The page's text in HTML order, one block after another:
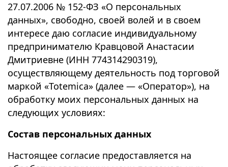
27.07.2006 № 152-ФЗ «О персональных
данных», свободно, своей волей и в своем
интересе даю согласие индивидуальному
предпринимателю Кравцовой Анастасии
Дмитриевне (ИНН 774314290319),
осуществляющему деятельность под торговой
маркой «Totemica» (далее — «Оператор»), на
обработку моих персональных данных на
следующих условиях:
Состав персональных данных
Настоящее согласие предоставляется на